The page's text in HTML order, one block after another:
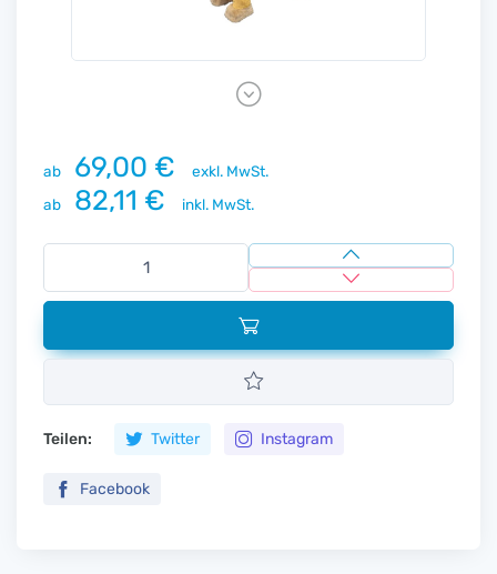
Next
ab 69,00 €
exkl. MwSt.
ab
82,11 € inkl. MwSt.
Teilen: Twitter Instagram
Facebook